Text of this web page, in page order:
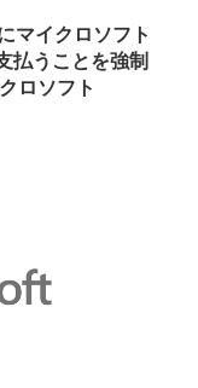
マイクロソフト
払うことを強制
ロソフト